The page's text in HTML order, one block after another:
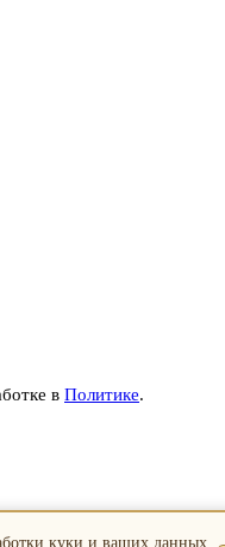
в Политике.
куки и ваших данных